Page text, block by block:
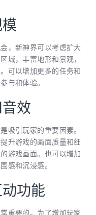
，新神界可以考虑扩大
域，丰富地形和景观，
可以增加更多的任务和
与和体验。
效
吸引玩家的重要因素。
升游戏的画面质量和细
游戏画面。也可以增加
感和沉浸感。
功能
重要的。为了增加玩家